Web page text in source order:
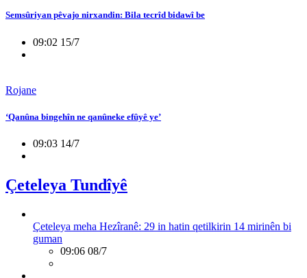
Semsûriyan pêvajo nirxandin: Bila tecrîd bidawî be
09:02 15/7
Rojane
‘Qanûna bingehîn ne qanûneke efûyê ye’
09:03 14/7
Çeteleya Tundîyê
Çeteleya meha Hezîranê: 29 in hatin qetilkirin 14 mirinên bi
guman
09:06 08/7